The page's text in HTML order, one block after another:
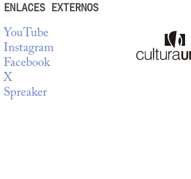
ENLACES EXTERNOS
YouTube
Instagram
Facebook
X
Spreaker